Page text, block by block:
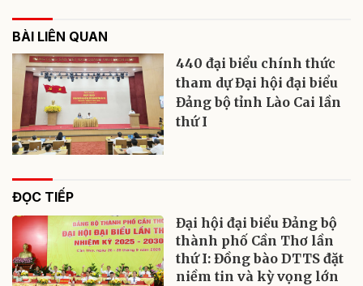
BÀI LIÊN QUAN
440 đại biểu chính thức
tham dự Đại hội đại biểu
Đảng bộ tỉnh Lào Cai lần
thứ I
ĐỌC TIẾP
Đại hội đại biểu Đảng bộ
thành phố Cần Thơ lần
thứ I: Đồng bào DTTS đặt
niềm tin và kỳ vọng lớn